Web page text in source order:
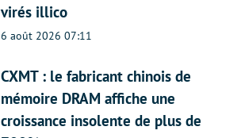
virés illico
6 août 2026 07:11
CXMT : le fabricant chinois de
mémoire DRAM affiche une
croissance insolente de plus de